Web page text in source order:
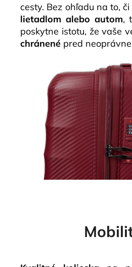
cesty. Bez ohľadu na to,
lietadlom alebo autom,
poskytne istotu, že vaše
chránené pred